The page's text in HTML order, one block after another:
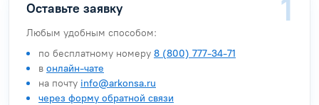
Оставьте заявку
Любым удобным способом:
по бесплатному номеру 8 (800) 777-34-71
в онлайн-чате
на почту info@arkonsa.ru
через форму обратной связи